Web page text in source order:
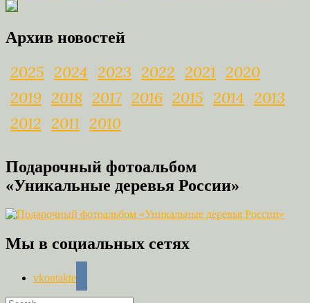
Архив новостей
2025 2024 2023 2022 2021
2020
2019 2018 2017 2016 2015 2014 2013
2012 2011 2010
Подарочный фотоальбом
«Уникальные деревья России»
Мы в социальных сетях
vkontakte